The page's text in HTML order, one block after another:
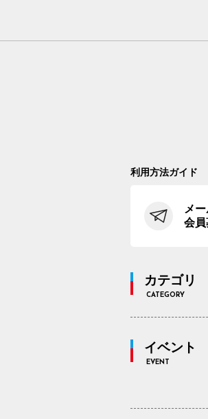
利用方法ガイド
メ
会員
カテゴリ
CATEGORY
イベント
EVENT